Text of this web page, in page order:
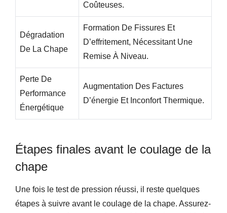
Coûteuses.
Dégradation
De La Chape
Formation De Fissures Et
D’effritement, Nécessitant Une
Remise À Niveau.
Perte De
Performance
Énergétique
Augmentation Des Factures
D’énergie Et Inconfort Thermique.
Étapes finales avant le coulage de la
chape
Une fois le test de pression réussi, il reste quelques
étapes à suivre avant le coulage de la chape. Assurez-